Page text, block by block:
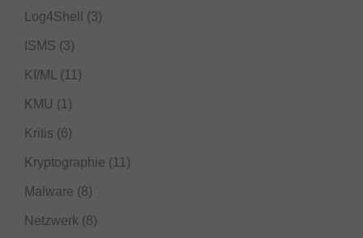
Log4Shell (3)
ISMS (3)
KI/ML (11)
KMU (1)
Kritis (6)
Kryptographie (11)
Malware (8)
Netzwerk (8)